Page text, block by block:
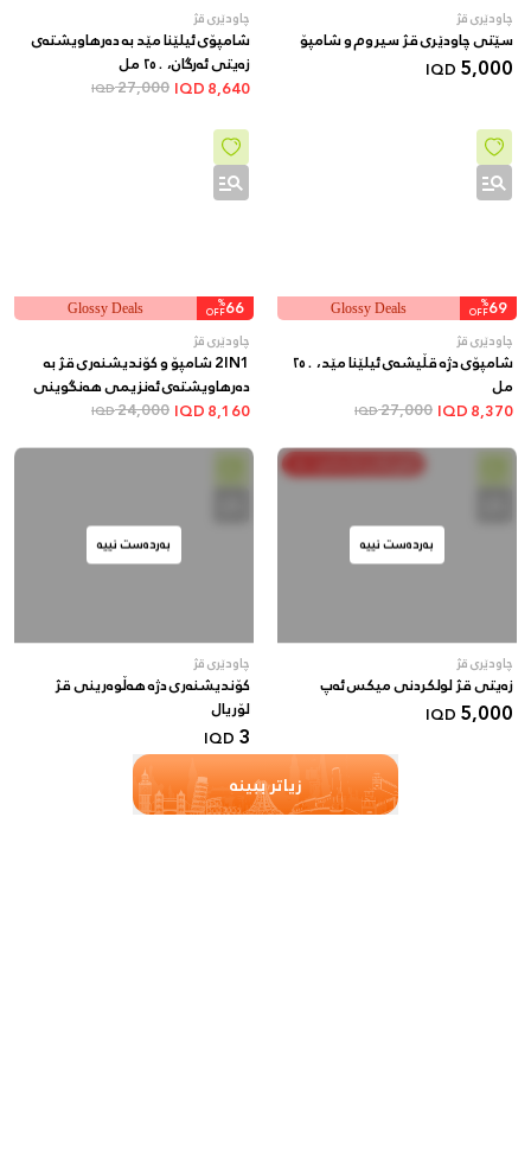
چاودێری قژ
سێتی چاودێری قژ سیروم و شامپۆ
5,000
IQD
چاودێری قژ
شامپۆی ئیلێنا مێد بە دەرهاویشتەی
زەیتی ئەرگان، ٢٥٠ مل
8,640
27,000
IQD
69
%
OFF
Glossy Deals
چاودێری قژ
شامپۆی دژە قڵیشەی ئیلێنا مێد، ٢٥٠
مل
8,370
27,000
IQD
66
%
OFF
Glossy Deals
چاودێری قژ
2IN1 شامپۆ و کۆندیشنەری قژ بە
دەرهاویشتەی ئەنزیمی هەنگوینی
سروشتی
8,160
24,000
IQD
بەردەست نییە
چاودێری قژ
زەیتی قژ لولکردنی میکس ئەپ
5,000
IQD
بەردەست نییە
چاودێری قژ
کۆندیشنەری دژە هەڵوەرینی قژ
لۆریال
3
IQD
زیاتر ببینە